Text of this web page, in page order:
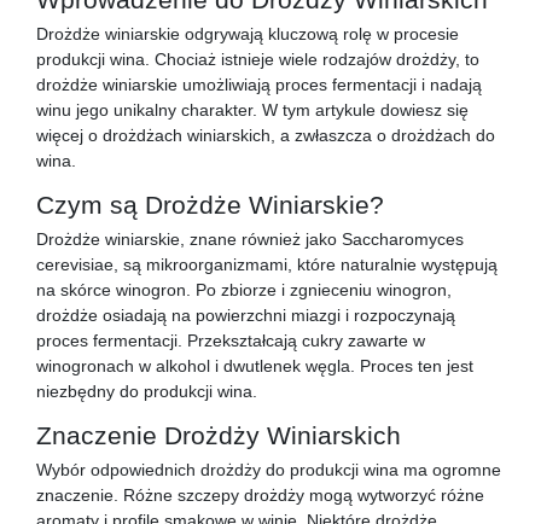
Drożdże winiarskie odgrywają kluczową rolę w procesie
produkcji wina. Chociaż istnieje wiele rodzajów drożdży, to
drożdże winiarskie umożliwiają proces fermentacji i nadają
winu jego unikalny charakter. W tym artykule dowiesz się
więcej o drożdżach winiarskich, a zwłaszcza o drożdżach do
wina.
Czym są Drożdże Winiarskie?
Drożdże winiarskie, znane również jako Saccharomyces
cerevisiae, są mikroorganizmami, które naturalnie występują
na skórce winogron. Po zbiorze i zgnieceniu winogron,
drożdże osiadają na powierzchni miazgi i rozpoczynają
proces fermentacji. Przekształcają cukry zawarte w
winogronach w alkohol i dwutlenek węgla. Proces ten jest
niezbędny do produkcji wina.
Znaczenie Drożdży Winiarskich
Wybór odpowiednich drożdży do produkcji wina ma ogromne
znaczenie. Różne szczepy drożdży mogą wytworzyć różne
aromaty i profile smakowe w winie. Niektóre drożdże